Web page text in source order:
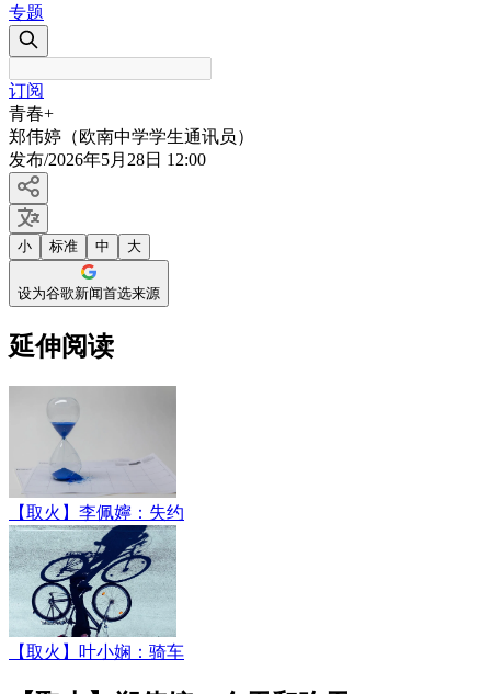
专题
订阅
青春+
郑伟婷（欧南中学学生通讯员）
发布/2026年5月28日 12:00
小 标准 中 大
设为谷歌新闻首选来源
延伸阅读
【取火】李佩嬣：失约
【取火】叶小娴：骑车